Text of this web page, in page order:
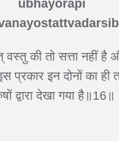
ubhayorapi
वस्तु की तो सत्ता नहीं है
प्रकार इन दोनों का ही
द्वारा देखा गया है॥16॥